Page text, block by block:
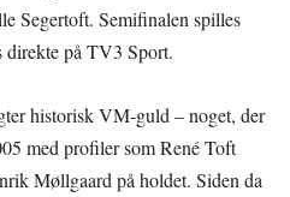
Segertoft. Semifinalen spilles
direkte på TV3 Sport.
historisk VM-guld – noget, der
med profiler som René Toft
Møllgaard på holdet. Siden da